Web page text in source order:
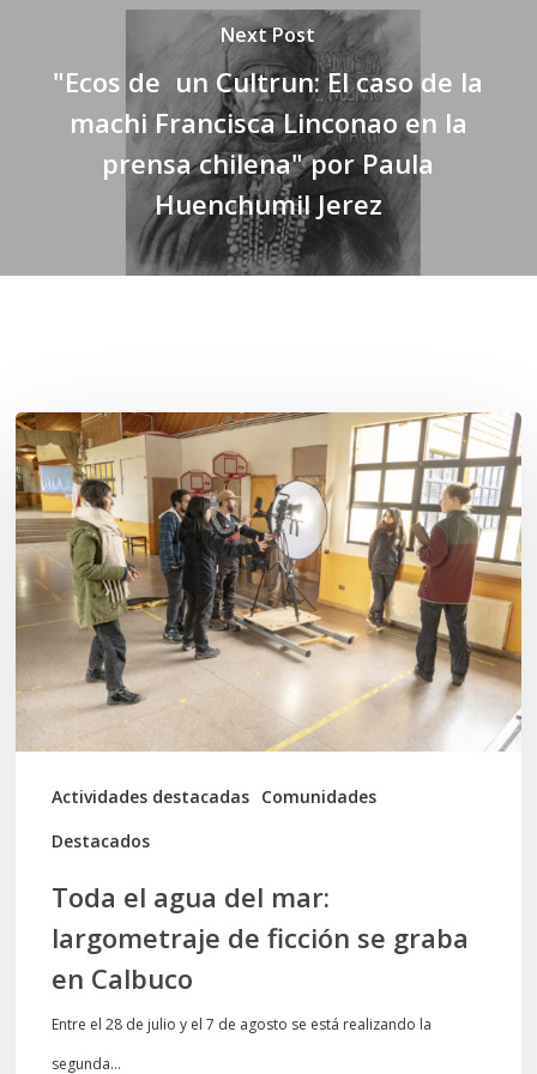
Next Post
"Ecos de un Cultrun: El caso de la
machi Francisca Linconao en la
prensa chilena" por Paula
Huenchumil Jerez
Actividades destacadas Comunidades
Destacados
Toda
el
agua
del
mar:
largometraje
de
ficción
se
graba
Toda el agua del mar:
largometraje de ficción se graba
en Calbuco
Entre el 28 de julio y el 7 de agosto se está realizando la
segunda…